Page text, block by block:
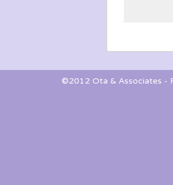
©2012 Ota & Associates -